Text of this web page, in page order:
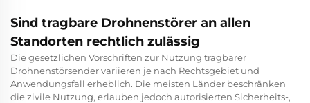
Sind tragbare Drohnenstörer an allen
Standorten rechtlich zulässig
Die gesetzlichen Vorschriften zur Nutzung tragbarer
Drohnenstörsender variieren je nach Rechtsgebiet und
Anwendungsfall erheblich. Die meisten Länder beschränken
die zivile Nutzung, erlauben jedoch autorisierten Sicherheits-,